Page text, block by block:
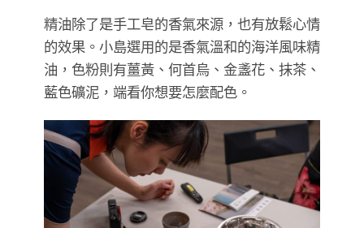
精油除了是手工皂的香氣來源，也有放鬆心情
的效果。小島選用的是香氣溫和的海洋風味精
油，色粉則有薑黃、何首烏、金盞花、抹茶、
藍色礦泥，端看你想要怎麼配色。